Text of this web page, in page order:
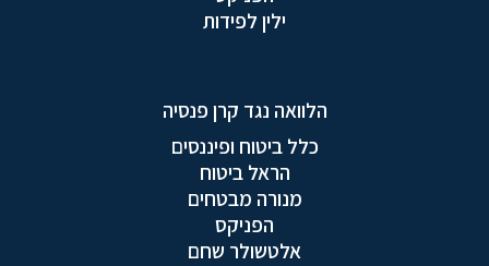
ילין לפידות
הלוואה נגד קרן פנסיה
כלל ביטוח ופיננסים
הראל ביטוח
מנורה מבטחים
הפניקס
אלטשולר שחם